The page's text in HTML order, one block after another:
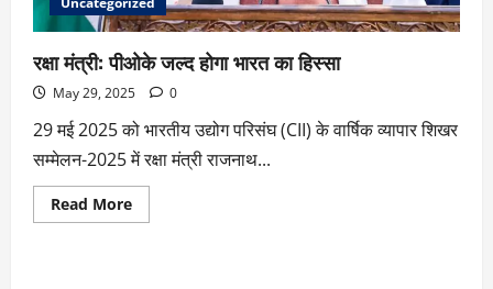
रक्षा मंत्री: पीओके जल्द होगा भारत का हिस्सा
May 29, 2025 0
29 मई 2025 को भारतीय उद्योग परिसंघ (CII) के वार्षिक व्यापार शिखर
सम्मेलन-2025 में रक्षा मंत्री राजनाथ...
Read More